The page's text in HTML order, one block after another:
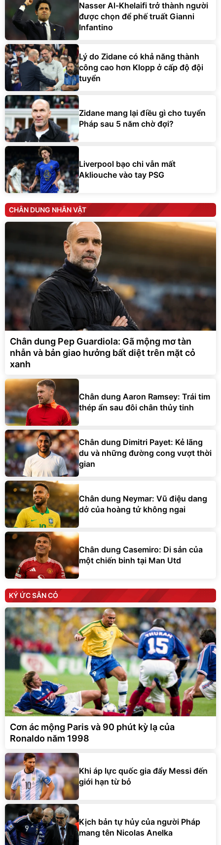
Nasser Al-Khelaifi trở thành người
được chọn để phế truất Gianni
Infantino
Lý do Zidane có khả năng thành
công cao hơn Klopp ở cấp độ đội
tuyển
Zidane mang lại điều gì cho tuyển
Pháp sau 5 năm chờ đợi?
Liverpool bạo chi vẫn mất
Akliouche vào tay PSG
CHÂN DUNG NHÂN VẬT
Chân dung Pep Guardiola: Gã mộng mơ tàn
nhẫn và bản giao hưởng bất diệt trên mặt cỏ
xanh
Chân dung Aaron Ramsey: Trái tim
thép ẩn sau đôi chân thủy tinh
Chân dung Dimitri Payet: Kẻ lãng
du và những đường cong vượt thời
gian
Chân dung Neymar: Vũ điệu dang
dở của hoàng tử không ngai
Chân dung Casemiro: Di sản của
một chiến binh tại Man Utd
KÝ ỨC SÂN CỎ
Cơn ác mộng Paris và 90 phút kỳ lạ của
Ronaldo năm 1998
Khi áp lực quốc gia đẩy Messi đến
giới hạn từ bỏ
Kịch bản tự hủy của người Pháp
mang tên Nicolas Anelka